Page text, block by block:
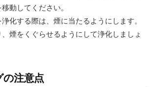
動してください。
化する際は、煙に当たるようにします。
煙をくぐらせるようにして浄化しましょ
注意点